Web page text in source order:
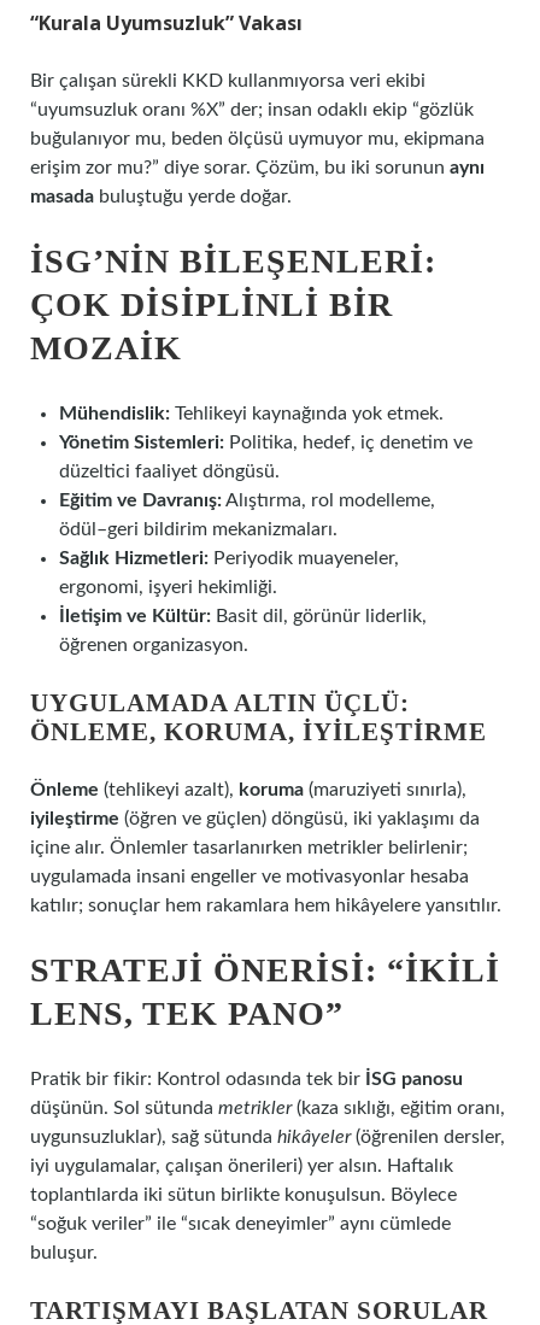
“Kurala Uyumsuzluk” Vakası
Bir çalışan sürekli KKD kullanmıyorsa veri ekibi
“uyumsuzluk oranı %X” der; insan odaklı ekip “gözlük
buğulanıyor mu, beden ölçüsü uymuyor mu, ekipmana
erişim zor mu?” diye sorar. Çözüm, bu iki sorunun aynı
masada buluştuğu yerde doğar.
İSG’NIN BILEŞENLERI:
ÇOK DISIPLINLI BIR
MOZAIK
Mühendislik: Tehlikeyi kaynağında yok etmek.
Yönetim Sistemleri: Politika, hedef, iç denetim ve
düzeltici faaliyet döngüsü.
Eğitim ve Davranış:Alıştırma, rol modelleme,
ödül–geri bildirim mekanizmaları.
Sağlık Hizmetleri: Periyodik muayeneler,
ergonomi, işyeri hekimliği.
İletişim ve Kültür: Basit dil, görünür liderlik,
öğrenen organizasyon.
UYGULAMADA ALTIN ÜÇLÜ:
ÖNLEME, KORUMA, İYILEŞTIRME
Önleme (tehlikeyi azalt), koruma (maruziyeti sınırla),
iyileştirme (öğren ve güçlen) döngüsü, iki yaklaşımı da
içine alır. Önlemler tasarlanırken metrikler belirlenir;
uygulamada insani engeller ve motivasyonlar hesaba
katılır; sonuçlar hem rakamlara hem hikâyelere yansıtılır.
STRATEJI ÖNERISI: “İKILI
LENS, TEK PANO”
Pratik bir fikir: Kontrol odasında tek bir İSG panosu
düşünün. Sol sütunda metrikler(kaza sıklığı, eğitim oranı,
uygunsuzluklar), sağ sütunda hikâyeler(öğrenilen dersler,
iyi uygulamalar, çalışan önerileri) yer alsın. Haftalık
toplantılarda iki sütun birlikte konuşulsun. Böylece
“soğuk veriler” ile “sıcak deneyimler” aynı cümlede
buluşur.
TARTIŞMAYI BAŞLATAN SORULAR